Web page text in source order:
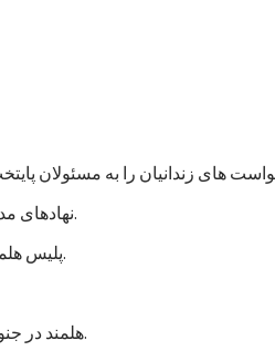
نهادهای مدنی ولایت هلمند نیز در اعلامیه ای از رئیس جمهوری جدید خواستند که به خواستهای مشروع زندانیان پاسخ مثبت داده شود.
پلیس هلمند نیز اعتصاب زندانیان این ولایت را تایید کرده و می گوید که برای تامین امنیت این زندان، شمار بیشتری نیرو فرستاده اند.
هلمند در جنوب افغانستان از ولایات ناامن است. در زندان هلمند در بین زندانیان جنایی، صدها نفر به اتهام شورشگری نیز زندانی هستند.